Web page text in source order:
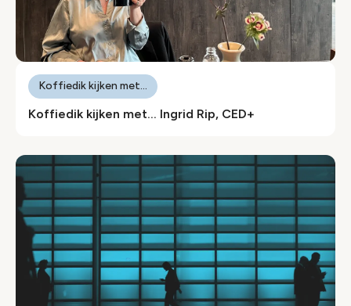
Koffiedik kijken met… Ingrid Rip, CED+
Koffiedik kijken met...